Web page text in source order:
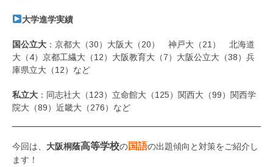
大学進学実績
国公立大 ：京都大（30）大阪大（20） 神戸大（21） 北海道
大（4）京都工繊大（12）大阪教育大（7）大阪公立大（38）兵
庫県立大（12）など
私立大 ：同志社大（123）立命館大（125）関西大（99）関西学
院大（89）近畿大（276）など
今回は、 大阪桐蔭高等学校の国語の出題傾向と対策をご紹介し
ます！